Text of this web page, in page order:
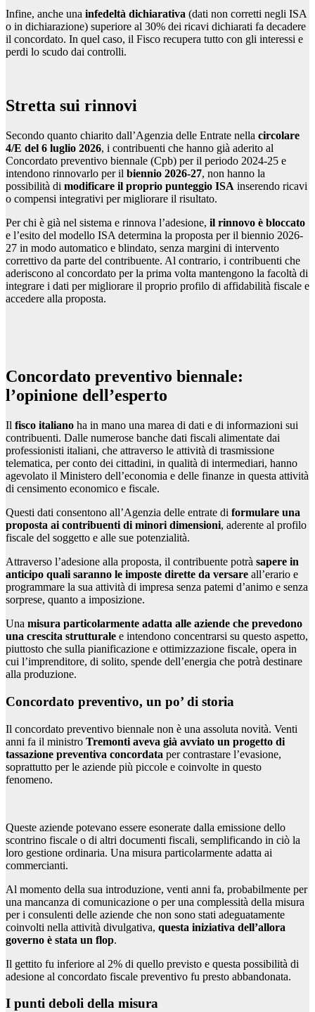
Infine, anche una infedeltà dichiarativa (dati non corretti negli ISA
o in dichiarazione) superiore al 30% dei ricavi dichiarati fa decadere
il concordato. In quel caso, il Fisco recupera tutto con gli interessi e
perdi lo scudo dai controlli.
Stretta sui rinnovi
Secondo quanto chiarito dall’Agenzia delle Entrate nella circolare
4/E del 6 luglio 2026, i contribuenti che hanno già aderito al
Concordato preventivo biennale (Cpb) per il periodo 2024-25 e
intendono rinnovarlo per il biennio 2026-27, non hanno la
possibilità di modificare il proprio punteggio ISA inserendo ricavi
o compensi integrativi per migliorare il risultato.
Per chi è già nel sistema e rinnova l’adesione, il rinnovo è bloccato
e l’esito del modello ISA determina la proposta per il biennio 2026-
27 in modo automatico e blindato, senza margini di intervento
correttivo da parte del contribuente. Al contrario, i contribuenti che
aderiscono al concordato per la prima volta mantengono la facoltà di
integrare i dati per migliorare il proprio profilo di affidabilità fiscale e
accedere alla proposta.
Concordato preventivo biennale:
l’opinione dell’esperto
Il fisco italiano ha in mano una marea di dati e di informazioni sui
contribuenti. Dalle numerose banche dati fiscali alimentate dai
professionisti italiani, che attraverso le attività di trasmissione
telematica, per conto dei cittadini, in qualità di intermediari, hanno
agevolato il Ministero dell’economia e delle finanze in questa attività
di censimento economico e fiscale.
Questi dati consentono all’Agenzia delle entrate di formulare una
proposta ai contribuenti di minori dimensioni, aderente al profilo
fiscale del soggetto e alle sue potenzialità.
Attraverso l’adesione alla proposta, il contribuente potrà sapere in
anticipo quali saranno le imposte dirette da versare all’erario e
programmare la sua attività di impresa senza patemi d’animo e senza
sorprese, quanto a imposizione.
Una misura particolarmente adatta alle aziende che prevedono
una crescita strutturale e intendono concentrarsi su questo aspetto,
piuttosto che sulla pianificazione e ottimizzazione fiscale, opera in
cui l’imprenditore, di solito, spende dell’energia che potrà destinare
alla produzione.
Concordato preventivo, un po’ di storia
Il concordato preventivo biennale non è una assoluta novità. Venti
anni fa il ministro Tremonti aveva già avviato un progetto di
tassazione preventiva concordata per contrastare l’evasione,
soprattutto per le aziende più piccole e coinvolte in questo
fenomeno.
Queste aziende potevano essere esonerate dalla emissione dello
scontrino fiscale o di altri documenti fiscali, semplificando in ciò la
loro gestione ordinaria. Una misura particolarmente adatta ai
commercianti.
Al momento della sua introduzione, venti anni fa, probabilmente per
una mancanza di comunicazione o per una complessità della misura
per i consulenti delle aziende che non sono stati adeguatamente
coinvolti nella attività divulgativa, questa iniziativa dell’allora
governo è stata un flop.
Il gettito fu inferiore al 2% di quello previsto e questa possibilità di
adesione al concordato fiscale preventivo fu presto abbandonata.
I punti deboli della misura